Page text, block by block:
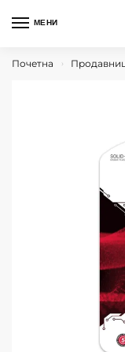
МЕНИ
Почетна ›